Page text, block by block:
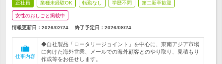
正社員 業種未経験OK 転勤なし 学歴不問 第二新卒歓迎
女性のおしごと掲載中
情報更新日：2026/02/24 終了予定日： 2026/08/24
仕事内容
◆自社製品「ロータリージョイント」を中心に、東南アジア市場
に向けた海外営業、メールでの海外顧客とのやり取り、見積もり
作成等をお任せします。